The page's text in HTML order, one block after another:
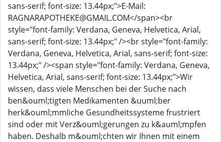
sans-serif; font-size: 13.44px;">E-Mail:
RAGNARAPOTHEKE@GMAIL.COM</span><br
style="font-family: Verdana, Geneva, Helvetica, Arial,
sans-serif; font-size: 13.44px;" /><br style="font-family:
Verdana, Geneva, Helvetica, Arial, sans-serif; font-size:
13.44px;" /><span style="font-family: Verdana, Geneva,
Helvetica, Arial, sans-serif; font-size: 13.44px;">Wir
wissen, dass viele Menschen bei der Suche nach
ben&ouml;tigten Medikamenten &uuml;ber
herk&ouml;mmliche Gesundheitssysteme frustriert
sind oder mit Verz&ouml;gerungen zu k&auml;mpfen
haben. Deshalb m&ouml;chten wir Ihnen mit einem